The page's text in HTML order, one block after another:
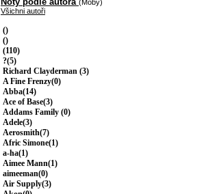
(Moby)
Všichni autoři
()
()
(110)
?(5)
Richard Clayderman (3)
A Fine Frenzy(0)
Abba(14)
Ace of Base(3)
Addams Family (0)
Adele(3)
Aerosmith(7)
Afric Simone(1)
a-ha(1)
Aimee Mann(1)
aimeeman(0)
Air Supply(3)